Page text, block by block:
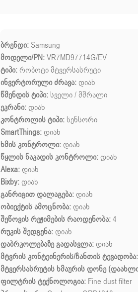
ბრენდი: Samsung
მოდელი/PN:VR7MD97714G/EV
ტიპი: რობოტი მტვერსასრუტი
ინვერტორული ძრავა: დიახ
წმენდის ტიპი: სველი / მშრალი
ეკრანი: დიახ
კონტროლის ტიპი: სენსორი
SmartThings: დიახ
ხმის კონტროლი: დიახ
წყლის ნაკადის კონტროლი: დიახ
Alexa: დიახ
Bixby: დიახ
განრიგით დალაგება: დიახ
ობიექტის ამოცნობა: დიახ
შეწოვის რეჟიმების რაოდენობა:4
რუკის შედგენა: დიახ
დაბრკოლებაზე გადასვლა: დიახ
მტვრის კონტეინერის/ჩანთის ტევადობა:
მტვერსასრუტის ხმაურის დონე
ფილტრის ტექნოლოგია: Fine dust filter